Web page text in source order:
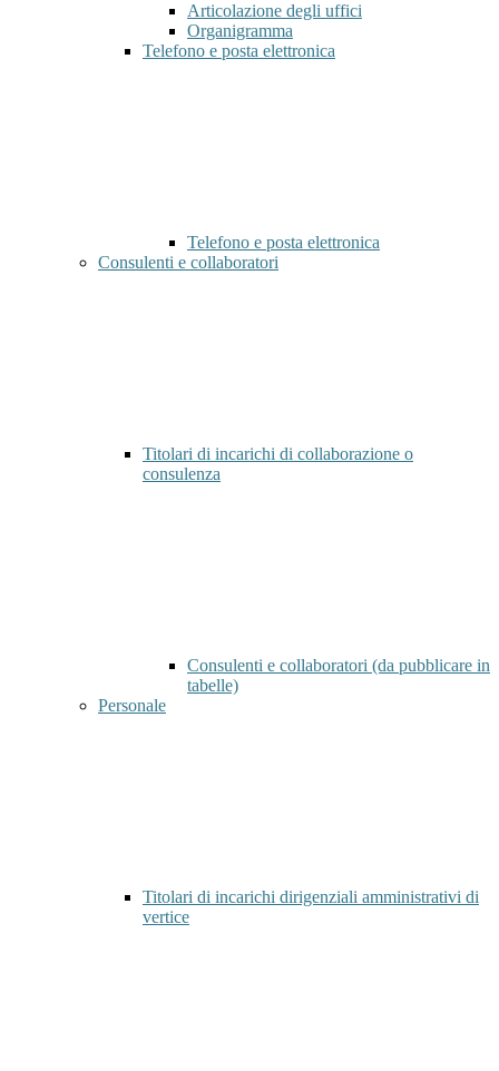
Articolazione degli uffici
Organigramma
Telefono e posta elettronica
Telefono e posta elettronica
Consulenti e collaboratori
Titolari di incarichi di collaborazione o
consulenza
Consulenti e collaboratori (da pubblicare in
tabelle)
Personale
Titolari di incarichi dirigenziali amministrativi di
vertice